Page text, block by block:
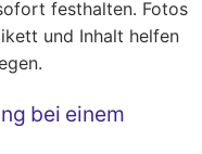
festhalten. Fotos
und Inhalt helfen
bei einem